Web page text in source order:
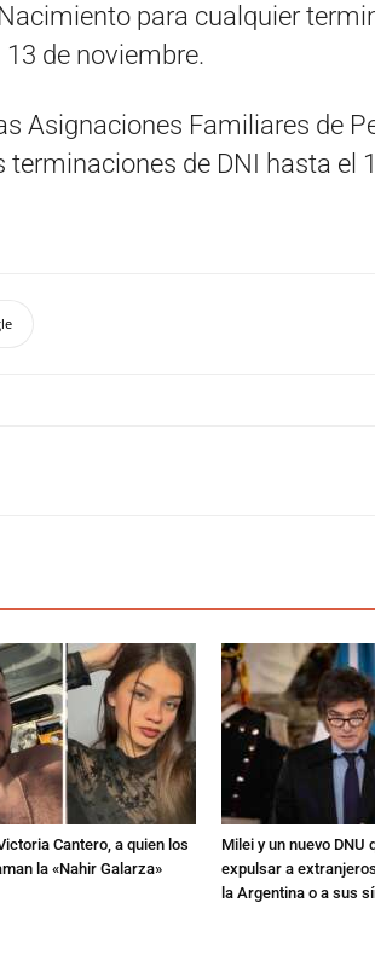
para cualquier
de noviembre.
Asignaciones Familiares de
de DNI hasta el
Cantero, a quien los
la «Nahir Galarza»
Milei y un nuevo DNU
expulsar a
la Argentina o a sus